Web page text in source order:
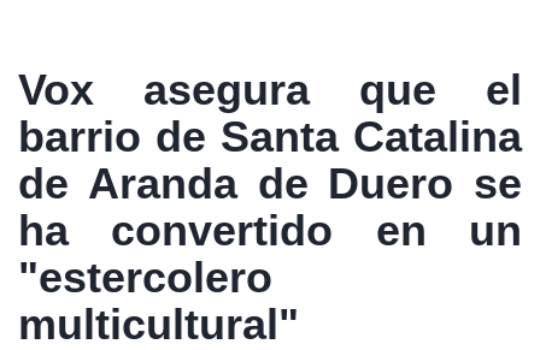
Vox asegura que el
barrio de Santa Catalina
de Aranda de Duero se
ha convertido en un
"estercolero
multicultural"